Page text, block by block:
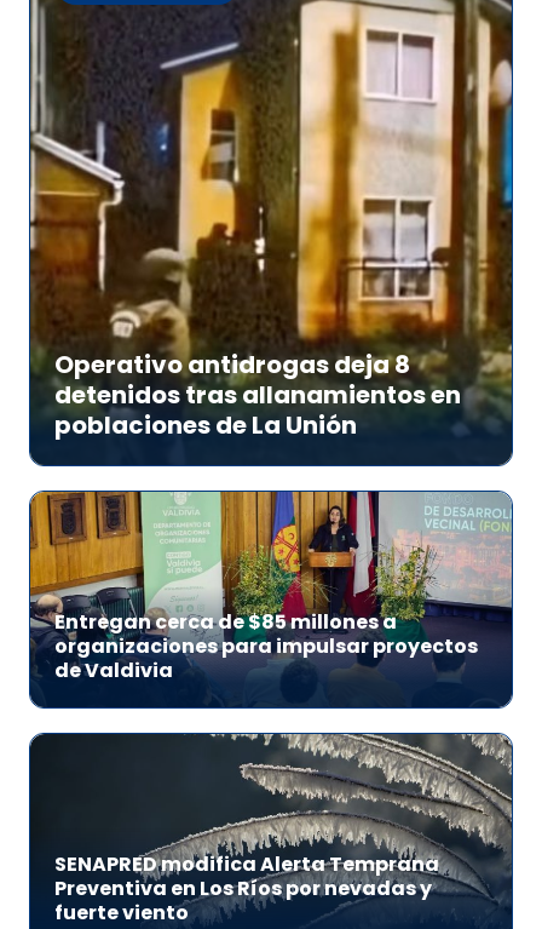
Operativo antidrogas deja 8
detenidos tras allanamientos en
poblaciones de La Unión
Entregan cerca de $85 millones a
organizaciones para impulsar proyectos
de Valdivia
SENAPRED modifica Alerta Temprana
Preventiva en Los Ríos por nevadas y
fuerte viento